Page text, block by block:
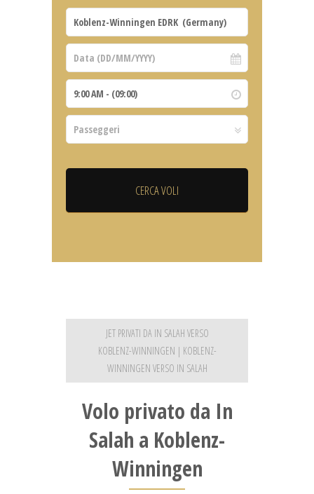
JET PRIVATI DA IN SALAH VERSO
KOBLENZ-WINNINGEN | KOBLENZ-
WINNINGEN VERSO IN SALAH
Volo privato da In
Salah a Koblenz-
Winningen